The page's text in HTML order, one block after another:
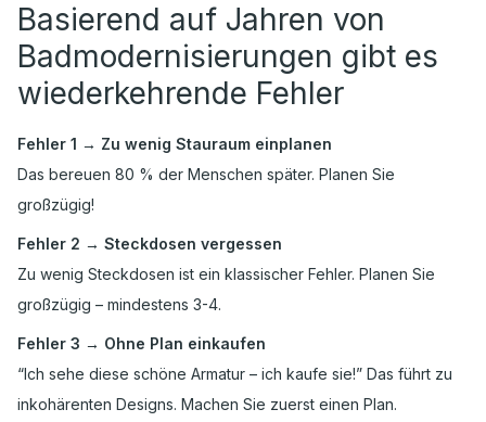
Basierend auf Jahren von
Badmodernisierungen gibt es
wiederkehrende Fehler
Fehler 1 → Zu wenig Stauraum einplanen
Das bereuen 80 % der Menschen später. Planen Sie
großzügig!
Fehler 2 → Steckdosen vergessen
Zu wenig Steckdosen ist ein klassischer Fehler. Planen Sie
großzügig – mindestens 3-4.
Fehler 3 → Ohne Plan einkaufen
“Ich sehe diese schöne Armatur – ich kaufe sie!” Das führt zu
inkohärenten Designs. Machen Sie zuerst einen Plan.